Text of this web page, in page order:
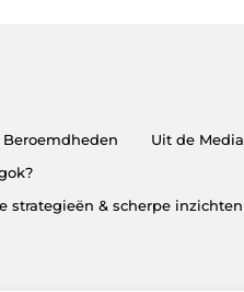
Beroemdheden Uit de Media
strategieën & scherpe inzichten